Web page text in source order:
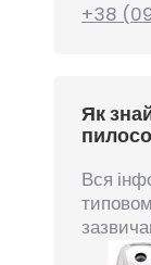
+38
Як
Вся